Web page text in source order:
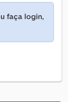
faça login,